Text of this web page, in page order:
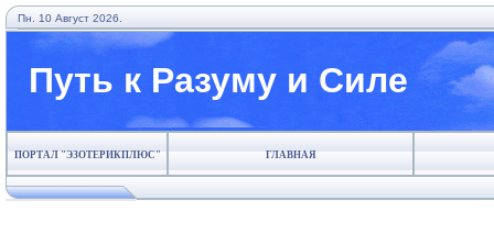
Пн. 10 Август 2026.
Путь к Разуму и Силе
ПОРТАЛ "ЭЗОТЕРИКПЛЮС" ГЛАВНАЯ